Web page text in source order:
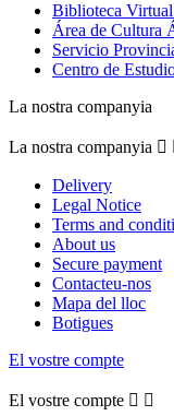
Biblioteca
Área de Cultura
Servicio
Centro de
La nostra companyia
La nostra companyia 
Delivery
Legal Notice
Terms and
About us
Secure payment
Contacteu-nos
Mapa del lloc
Botigues
El vostre compte
El vostre compte  